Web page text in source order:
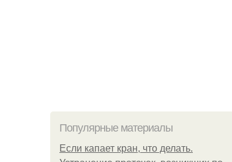
Популярные материалы
Если капает кран, что делать.